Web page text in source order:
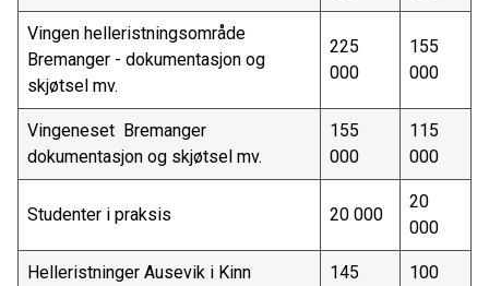
Vingen helleristningsområde
Bremanger - dokumentasjon og
skjøtsel mv.
225
000
155
000
Vingeneset Bremanger
dokumentasjon og skjøtsel mv.
155
000
115
000
Studenter i praksis 20 000
20
000
Helleristninger Ausevik i Kinn
145
100